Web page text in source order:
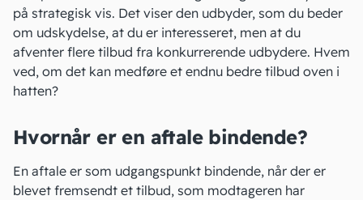
på strategisk vis. Det viser den udbyder, som du beder
om udskydelse, at du er interesseret, men at du
afventer flere tilbud fra konkurrerende udbydere. Hvem
ved, om det kan medføre et endnu bedre tilbud oven i
hatten?
Hvornår er en aftale bindende?
En aftale er som udgangspunkt bindende, når der er
blevet fremsendt et tilbud, som modtageren har